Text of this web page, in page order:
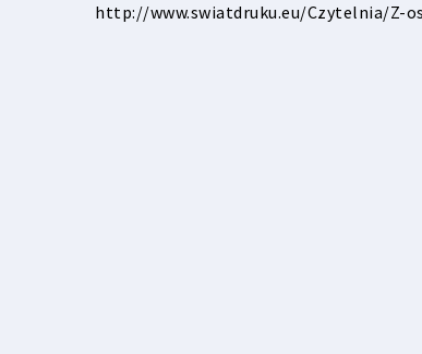
http://www.swiatdruku.eu/Czytelnia/Z-